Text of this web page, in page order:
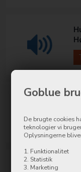
Goblue
De brugte cookies
teknologier vi
Oplysningerne
1. Funktionalitet
2. Statistik
3. Marketing